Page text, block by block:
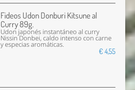
Fideos Udon Donburi Kitsune al
Curry 89g.
Udon japonés instantáneo al curry
Nissin Donbei, caldo intenso con carne
y especias aromáticas.
€ 4,55